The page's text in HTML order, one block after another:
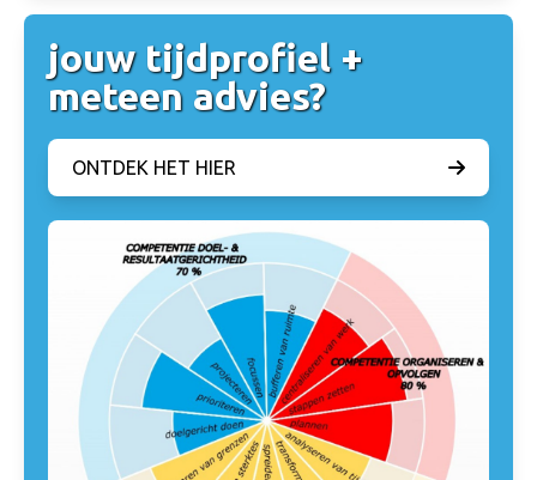
jouw tijdprofiel +
meteen advies?
ONTDEK HET HIER